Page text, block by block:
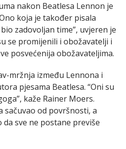
nakon Beatlesa Lennon je
koja je također pisala
zadovoljan time”, uvjeren je
se promijenili i obožavatelji i
posvećenija obožavateljima.
mržnja između Lennona i
pjesama Beatlesa. “Oni su
kaže Rainer Moers.
sačuvao od površnosti, a
sve ne postane previše